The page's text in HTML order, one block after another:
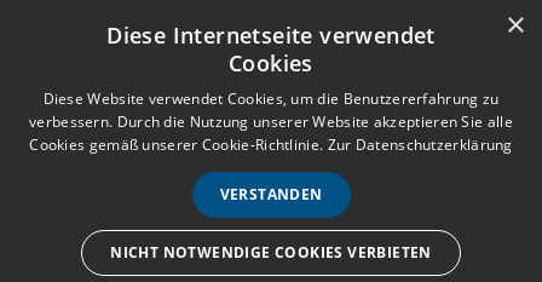
Anmelden Registrieren
e
n
ü
Wir lassen nur die Hand los,
×
Diese Internetseite verwendet
Cookies
Diese Website verwendet Cookies, um die Benutzererfahrung zu
verbessern. Durch die Nutzung unserer Website akzeptieren Sie alle
Cookies gemäß unserer Cookie-Richtlinie. Zur Datenschutzerklärung
VERSTANDEN
NICHT NOTWENDIGE COOKIES VERBIETEN